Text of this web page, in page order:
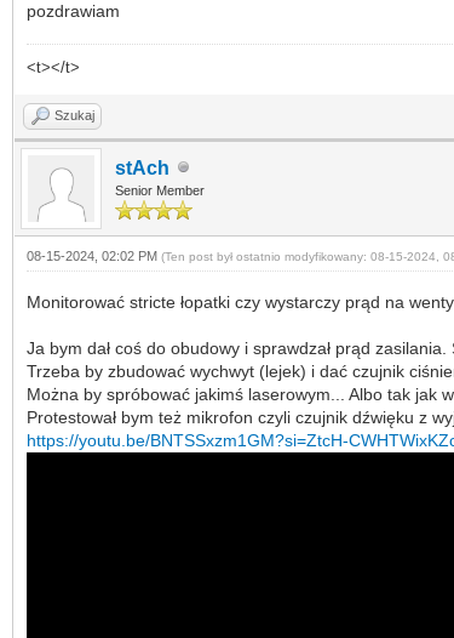
pozdrawiam
<t></t>
Szukaj
stAch
Senior Member
08-15-2024, 02:02 PM (Ten post był ostatnio modyfikowany: 08-15-2024,
Monitorować stricte łopatki czy wystarczy prąd na
Ja bym dał coś do obudowy i sprawdzał prąd
Trzeba by zbudować wychwyt (lejek) i dać czujnik
Można by spróbować jakimś laserowym... Albo tak jak
Protestował bym też mikrofon czyli czujnik dźwięku z
https://youtu.be/BNTSSxzm1GM?si=ZtcH-